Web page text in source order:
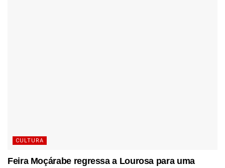
CULTURA
Feira Moçárabe regressa a Lourosa para uma